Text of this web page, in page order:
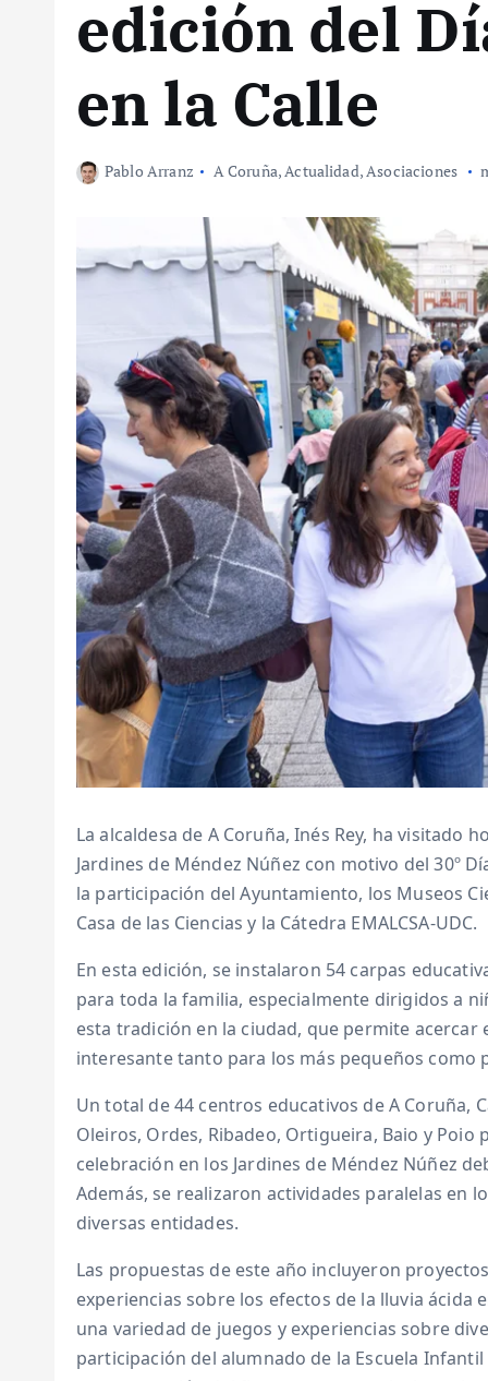
edición del
en la Calle
Pablo Arranz A Coruña,Actualidad,Asociaciones
La alcaldesa de A Coruña, Inés Rey, ha visitado
Jardines de Méndez Núñez con motivo del 30º
la participación del Ayuntamiento, los Museos
Casa de las Ciencias y la Cátedra EMALCSA-UDC.
En esta edición, se instalaron 54 carpas
para toda la familia, especialmente dirigidos a
esta tradición en la ciudad, que permite
interesante tanto para los más pequeños como
Un total de 44 centros educativos de A Coruña,
Oleiros, Ordes, Ribadeo, Ortigueira, Baio y
celebración en los Jardines de Méndez Núñez
Además, se realizaron actividades paralelas en
diversas entidades.
Las propuestas de este año incluyeron
experiencias sobre los efectos de la lluvia
una variedad de juegos y experiencias sobre
participación del alumnado de la Escuela